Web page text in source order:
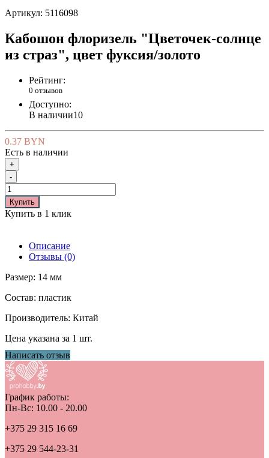
Артикул: 5116098
Кабошон флоризель "Цветочек-солнце
из страз", цвет фуксия/золото
Рейтинг:
0 отзывов
Доступно:
В наличии10
0.37 BYN
Есть в наличии
+
-
Купить
Купить в 1 клик
Описание
Отзывы (0)
Размер: 14 мм
Состав: пластик
Производитель: Китай
Цена указана за 1 шт.
Написать отзыв
График работы:
Пн-Вс: 10.00 - 20.00
+375 29 315 16 69
+375 29 544-23-31